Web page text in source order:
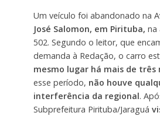
Um veículo foi abandonado na A
José Salomon, em Pirituba, na
502. Segundo o leitor, que
demanda à Redação, o carro
mesmo lugar há mais de três
esse período, não houve
interferência da regional.
Subprefeitura Pirituba/Jaraguá